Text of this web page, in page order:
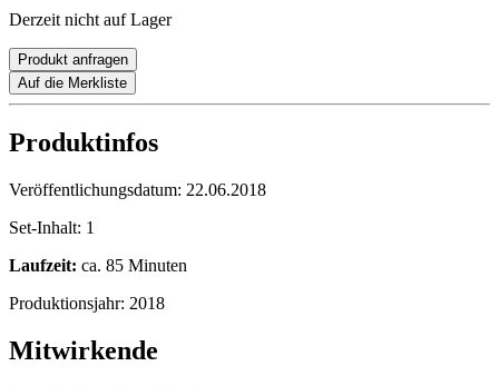
Derzeit nicht auf Lager
Produkt anfragen
Auf die Merkliste
Produktinfos
Veröffentlichungsdatum: 22.06.2018
Set-Inhalt: 1
Laufzeit: ca. 85 Minuten
Produktionsjahr: 2018
Mitwirkende